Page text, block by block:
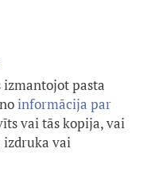
pasta
informācija par
vai tās kopija, vai
izdruka vai